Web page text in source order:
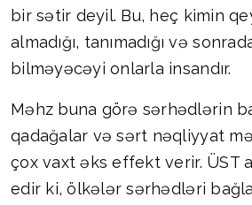
bir sətir deyil. Bu, heç kimin
almadığı, tanımadığı və
bilməyəcəyi onlarla insandır.
Məhz buna görə sərhədlərin
qadağalar və sərt nəqliyyat
çox vaxt əks effekt verir. ÜST
edir ki, ölkələr sərhədləri